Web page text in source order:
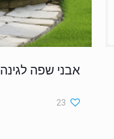
אבני שפה לגינה
23